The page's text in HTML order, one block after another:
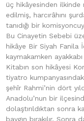
üç hikâyesinden ilkinde
edilmiş, harcırâhını
tanıdığı bir
Bu Cinayetin Sebebi
hikâye Bir Siyah Fanila
kaymakamken
Kitabın son hikâyesi
tiyatro
şehîr Rahmi’nin dört
Anadolu’nun bir
dolaştırıldıktan sonra
baygın bırakılır.